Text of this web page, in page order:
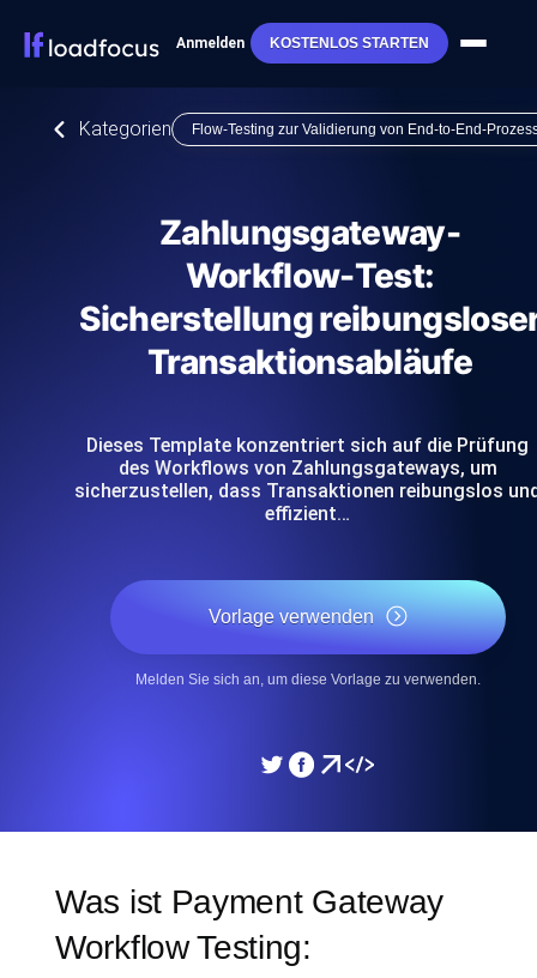
Anmelden KOSTENLOS STARTEN
Kategorien Flow-Testing zur Validierung von End-to-End-
Zahlungsgateway-
Workflow-Test:
Sicherstellung
Transaktionsabläufe
Dieses Template konzentriert sich auf die Prüfung
des Workflows von Zahlungsgateways, um
sicherzustellen, dass Transaktionen reibungslos
effizient…
Vorlage verwenden
Melden Sie sich an, um diese Vorlage zu verwenden.
Was ist Payment Gateway
Workflow Testing: